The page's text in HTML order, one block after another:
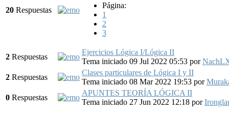
20 Respuestas
Página:
1
2
3
2 Respuestas
Ejercicios Lógica I/Lógica II
Tema iniciado 09 Jul 2022 05:53 por
2 Respuestas
Clases particulares de Lógica I y II
Tema iniciado 08 Mar 2022 19:53 por
0 Respuestas
APUNTES TEORÍA LÓGICA II
Tema iniciado 27 Jun 2022 12:18 por